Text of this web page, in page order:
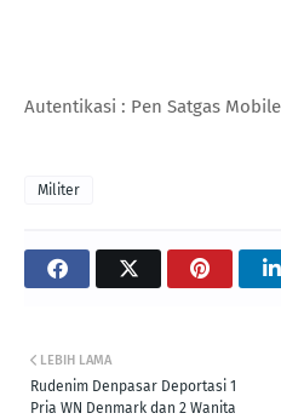
Autentikasi : Pen Satgas
Militer
LEBIH LAMA
Rudenim Denpasar Deportasi 1
Pria WN Denmark dan 2 Wanita